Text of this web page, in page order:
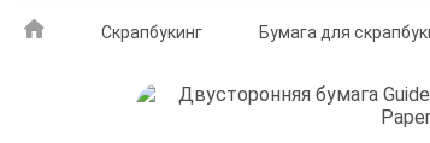
Скрапбукинг Бумага для